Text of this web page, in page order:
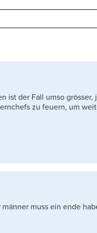
ist der Fall umso grösser,
zu feuern, um
muss ein ende